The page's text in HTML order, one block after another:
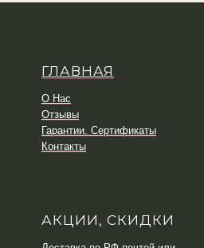
ГЛАВНАЯ
О Нас
Отзывы
Гарантии. Сертификаты
Контакты
АКЦИИ, СКИДКИ